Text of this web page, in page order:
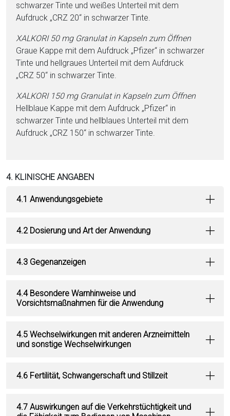
schwarzer Tinte und wei­ßes Unterteil mit dem
Aufdruck „CRZ 20“ in schwarzer Tinte.
XALKORI 50 mg Granulat in Kapseln zum Öffnen
Graue Kappe mit dem Aufdruck „Pfizer“ in schwarzer
Tinte und hellgraues Unterteil mit dem Aufdruck
„CRZ 50“ in schwarzer Tinte.
XALKORI 150 mg Granulat in Kapseln zum Öffnen
Hellblaue Kappe mit dem Aufdruck „Pfizer“ in
schwarzer Tinte und hell­blaues Unterteil mit dem
Aufdruck „CRZ 150“ in schwarzer Tinte.
4. KLINISCHE ANGABEN
4.1 Anwendungsgebiete
4.2 Dosierung und Art der Anwendung
4.3 Gegenanzeigen
4.4 Besondere Warnhinweise und
Vorsichtsmaßnahmen für die Anwendung
4.5 Wechselwirkungen mit anderen Arzneimitteln
und sonstige Wechselwirkungen
4.6 Fertilität, Schwangerschaft und Stillzeit
4.7 Auswirkungen auf die Verkehrstüchtigkeit und